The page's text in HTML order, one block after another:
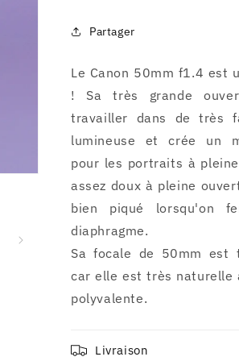
Partager
Le Canon 50mm f1.4 est
! Sa très grande
travailler dans de très
lumineuse et crée un
pour les portraits à
assez doux à pleine
bien piqué lorsqu'on
diaphragme.
Sa focale de 50mm est
car elle est très
polyvalente.
Livraison